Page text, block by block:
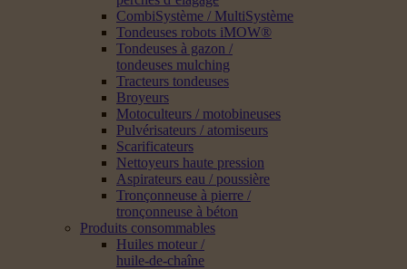
CombiSystème / MultiSystème
Tondeuses robots iMOW®
Tondeuses à gazon /
tondeuses mulching
Tracteurs tondeuses
Broyeurs
Motoculteurs / motobineuses
Pulvérisateurs / atomiseurs
Scarificateurs
Nettoyeurs haute pression
Aspirateurs eau / poussière
Tronçonneuse à pierre /
tronçonneuse à béton
Produits consommables
Huiles moteur /
huile-de-chaîne